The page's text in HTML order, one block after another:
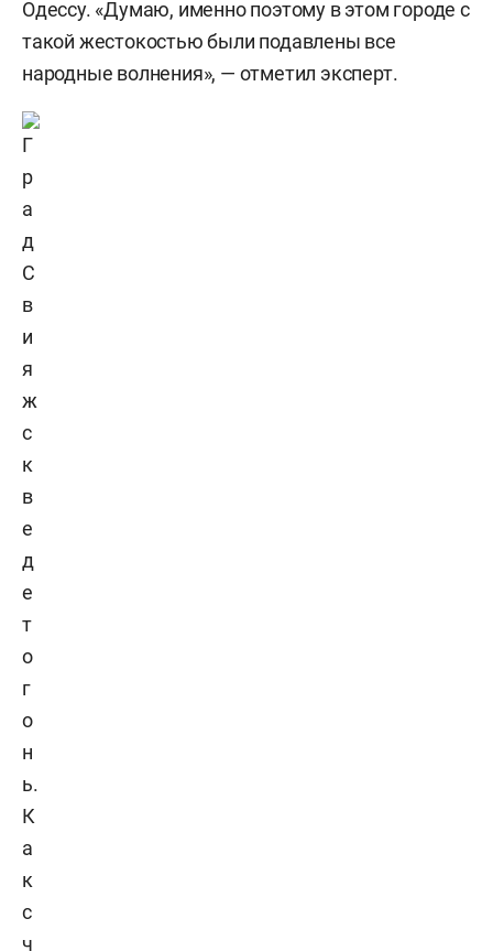
Одессу. «Думаю, именно поэтому в этом городе с
такой жестокостью были подавлены все
народные волнения», — отметил эксперт.